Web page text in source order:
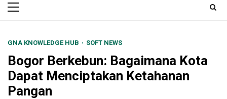
Primary
GNA KNOWLEDGE HUB SOFT NEWS
Bogor Berkebun: Bagaimana Kota
Dapat Menciptakan Ketahanan
Pangan